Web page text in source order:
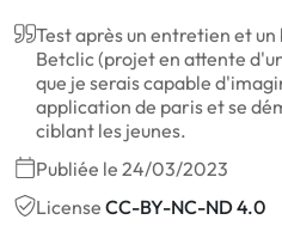
Test après un entretien et
Betclic (projet en attente
que je serais capable
application de paris et se
ciblant les jeunes.
Publiée le 24/03/2023
License CC-BY-NC-ND 4.0